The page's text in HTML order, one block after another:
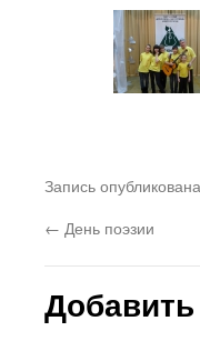
Запись
← День поэзии